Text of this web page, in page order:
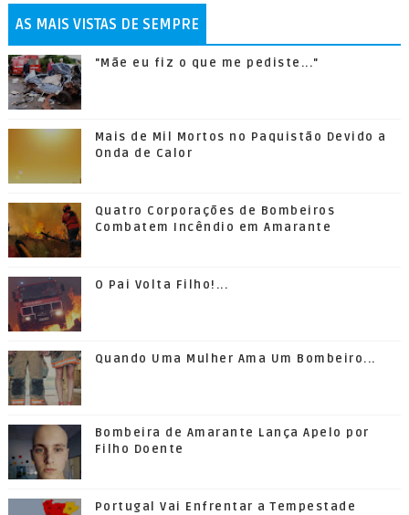
AS MAIS VISTAS DE SEMPRE
"Mãe eu fiz o que me pediste..."
Mais de Mil Mortos no Paquistão Devido a
Onda de Calor
Quatro Corporações de Bombeiros
Combatem Incêndio em Amarante
O Pai Volta Filho!...
Quando Uma Mulher Ama Um Bombeiro...
Bombeira de Amarante Lança Apelo por
Filho Doente
Portugal Vai Enfrentar a Tempestade